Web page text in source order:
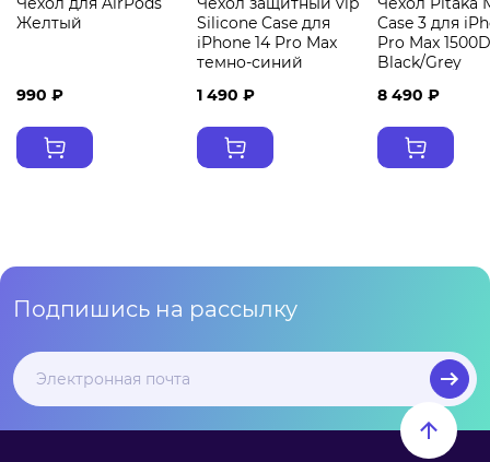
Желтый
990 ₽
Silicone Case для
iPhone 14 Pro Max
темно-синий
1 490 ₽
Case 3 для
Pro Max 1500D
Black/Grey
8 490 ₽
Подпишись на рассылку